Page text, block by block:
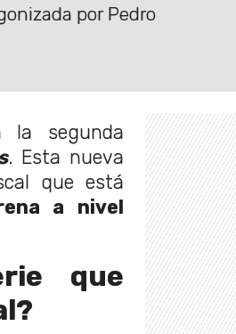
por Pedro
la segunda
. Esta nueva
que está
a nivel
que